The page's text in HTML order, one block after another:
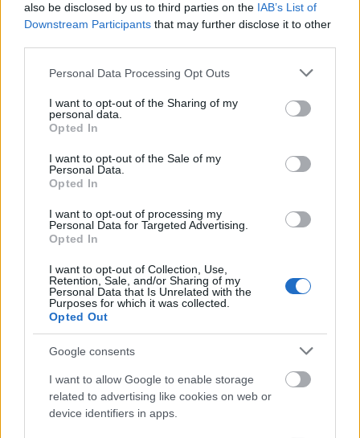
also be disclosed by us to third parties on the IAB’s List of
Downstream Participants that may further disclose it to other
Please note that this website/app uses one or more Google
not limited to your visit or usage behaviour. You may click to
grant or deny consent to Google and its third-party tags to
use your data for below specified purposes in below Google
consent section.
Personal Data Processing Opt Outs
I want to opt-out of the Sharing of my
personal data.
Opted In
I want to opt-out of the Sale of my
Personal Data.
Opted In
I want to opt-out of processing my
Personal Data for Targeted Advertising.
Opted In
I want to opt-out of Collection, Use,
Retention, Sale, and/or Sharing of my
Personal Data that Is Unrelated with the
Purposes for which it was collected.
Opted Out
Google consents
I want to allow Google to enable storage
related to advertising like cookies on web or
device identifiers in apps.
Ακολουθήστε τοinsider.gr στο Google News
και μάθετε
πρώτοι όλες τιςειδήσεις